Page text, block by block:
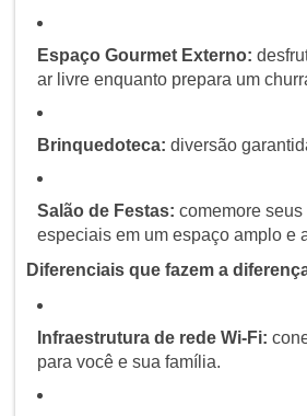
Espaço Gourmet Externo:
ar livre enquanto prepara um
Brinquedoteca: diversão
Salão de Festas: comemore seus
especiais em um espaço amplo e
Diferenciais que fazem a
Infraestrutura de rede Wi-Fi:
para você e sua família.